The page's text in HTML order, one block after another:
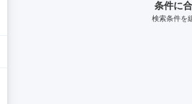
条件に
検索条件を